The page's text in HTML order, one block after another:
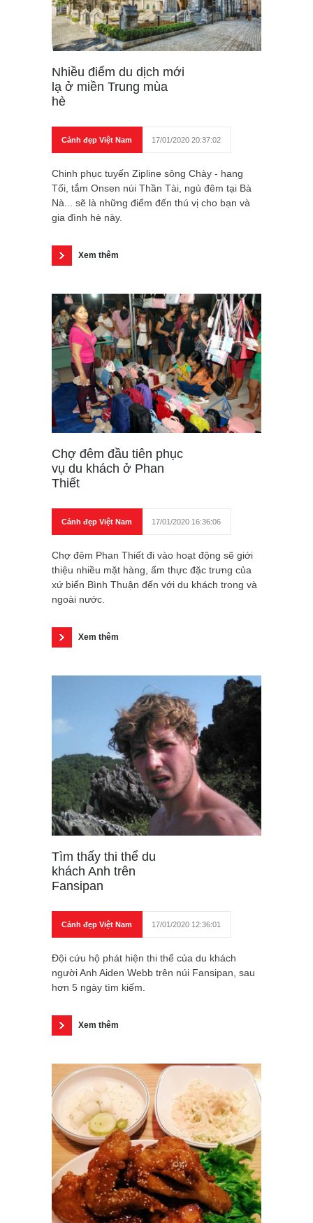
Nhiều điểm du dịch mới
lạ ở miền Trung mùa
hè
Cảnh đẹp Việt Nam 17/01/2020 20:37:02
Chinh phục tuyến Zipline sông Chày - hang
Tối, tắm Onsen núi Thần Tài, ngủ đêm tại Bà
Nà... sẽ là những điểm đến thú vị cho bạn và
gia đình hè này.
Xem thêm
Chợ đêm đầu tiên phục
vụ du khách ở Phan
Thiết
Cảnh đẹp Việt Nam 17/01/2020 16:36:06
Chợ đêm Phan Thiết đi vào hoạt động sẽ giới
thiệu nhiều mặt hàng, ẩm thực đặc trưng của
xứ biển Bình Thuận đến với du khách trong và
ngoài nước.
Xem thêm
Tìm thấy thi thể du
khách Anh trên
Fansipan
Cảnh đẹp Việt Nam 17/01/2020 12:36:01
Đội cứu hộ phát hiện thi thể của du khách
người Anh Aiden Webb trên núi Fansipan, sau
hơn 5 ngày tìm kiếm.
Xem thêm